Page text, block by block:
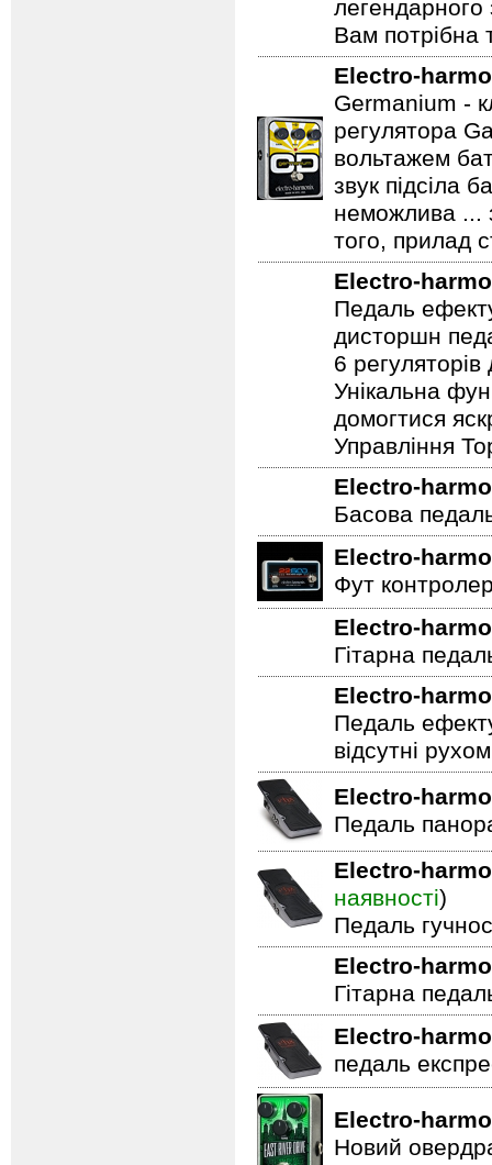
Electro-
Гітарна
Вам потрібна
Electro-
Germanium -
регулятора
вольтажем
звук підсіла
неможлива ...
того, прилад
Electro-
Педаль
дисторшн
6
Унікальна
домогтися
Управління
Electro-
Басова
Electro-
Фут
Electro-
Гітарна
Electro-
Педаль
відсутні
Electro-
Педаль
Electro-
наявності)
Педаль
Electro-
Гітарна
педаль